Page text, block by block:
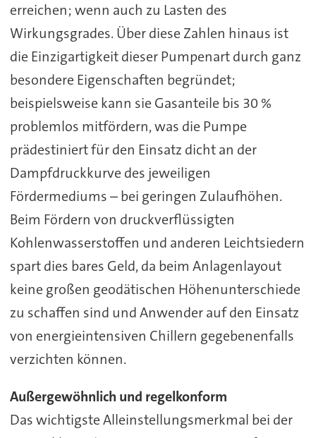
erreichen; wenn auch zu Lasten des
Wirkungsgrades. Über diese Zahlen hinaus ist
die Einzigartigkeit dieser Pumpenart durch ganz
besondere Eigenschaften begründet;
beispielsweise kann sie Gasanteile bis 30 %
problemlos mitfördern, was die Pumpe
prädestiniert für den Einsatz dicht an der
Dampfdruckkurve des jeweiligen
Fördermediums – bei geringen Zulaufhöhen.
Beim Fördern von druckverflüssigten
Kohlenwasserstoffen und anderen Leichtsiedern
spart dies bares Geld, da beim Anlagenlayout
keine großen geodätischen Höhenunterschiede
zu schaffen sind und Anwender auf den Einsatz
von energieintensiven Chillern gegebenenfalls
verzichten können.
Außergewöhnlich und regelkonform
Das wichtigste Alleinstellungsmerkmal bei der